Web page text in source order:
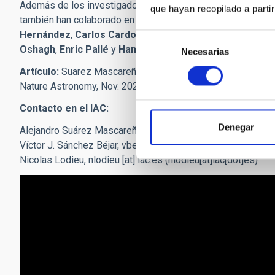
que hayan recopilado a
de
consentimiento
Necesarias
Denegar
Además de los investigadores Alejandro Suárez
también han colaborado en esta publicación los
Hernández, Carlos Cardona Guillén
Oshagh, Enric Pallé y Hannu Parviainen.
Artículo: Suarez Mascareño, A. et al.: "Rapid contraction
Nature Astronomy, Nov. 2021. DOI:
10.1038/s41550-021-
Contacto en el IAC:
Alejandro Suárez Mascareño,
alejandro.suarez.mascareno
Víctor J. Sánchez Béjar, vbejar [at]iac.es
Nicolas Lodieu, nlodieu [at]iac.es(nlodieu[at]iac[dot]es)